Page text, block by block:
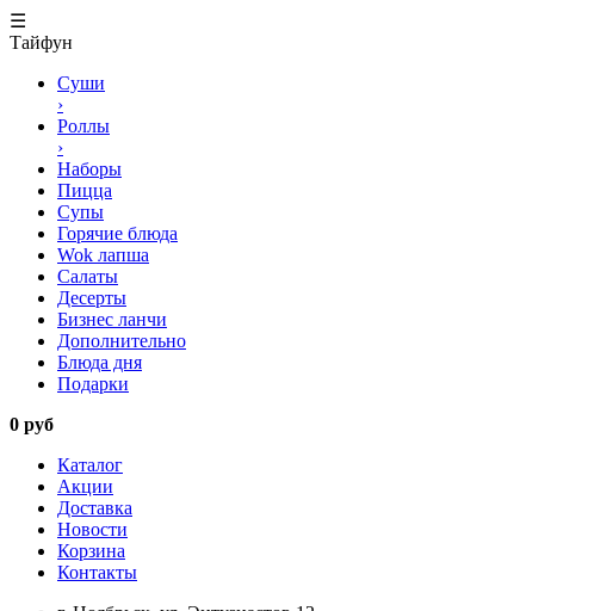
☰
Тайфун
Суши
›
Роллы
›
Наборы
Пицца
Супы
Горячие блюда
Wok лапша
Салаты
Десерты
Бизнес ланчи
Дополнительно
Блюда дня
Подарки
0 руб
Каталог
Акции
Доставка
Новости
Корзина
Контакты